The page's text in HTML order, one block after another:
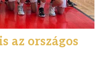
az országos